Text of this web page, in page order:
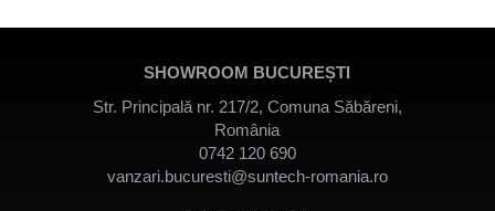
SHOWROOM BUCUREȘTI
Str. Principală nr. 217/2, Comuna Săbăreni,
România
0742 120 690
vanzari.bucuresti@suntech-romania.ro